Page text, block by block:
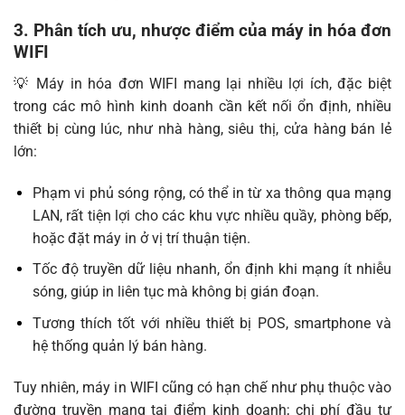
3. Phân tích ưu, nhược điểm của máy in hóa đơn
WIFI
💡 Máy in hóa đơn WIFI mang lại nhiều lợi ích, đặc biệt
trong các mô hình kinh doanh cần kết nối ổn định, nhiều
thiết bị cùng lúc, như nhà hàng, siêu thị, cửa hàng bán lẻ
lớn:
Phạm vi phủ sóng rộng, có thể in từ xa thông qua mạng
LAN, rất tiện lợi cho các khu vực nhiều quầy, phòng bếp,
hoặc đặt máy in ở vị trí thuận tiện.
Tốc độ truyền dữ liệu nhanh, ổn định khi mạng ít nhiễu
sóng, giúp in liên tục mà không bị gián đoạn.
Tương thích tốt với nhiều thiết bị POS, smartphone và
hệ thống quản lý bán hàng.
Tuy nhiên, máy in WIFI cũng có hạn chế như phụ thuộc vào
đường truyền mạng tại điểm kinh doanh; chi phí đầu tư